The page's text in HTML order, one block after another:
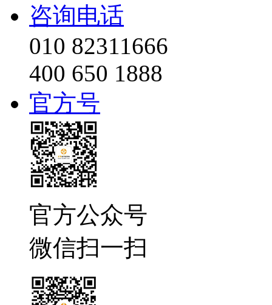
咨询电话
010 82311666
400 650 1888
官方号
官方公众号
微信扫一扫